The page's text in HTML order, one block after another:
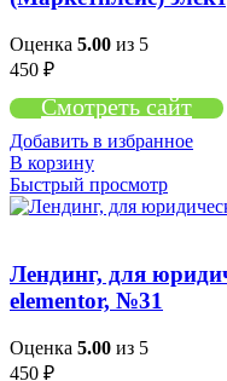
Оценка 5.00 из 5
450 ₽
Смотреть сайт
Добавить в избранное
В корзину
Быстрый просмотр
Лендинг, для
elementor, №31
Оценка 5.00 из 5
450 ₽